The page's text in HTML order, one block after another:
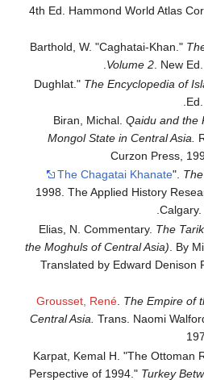
4th Ed. Hammond World Atlas
Barthold, W. "Caghatai-Khan."
Volume 2. New
The Encyclopedia of
Biran, Michal. Qaidu and the
Mongol State in Central Asia.
Curzon Press,
The Chagatai Khanate".
1998. The Applied History
Elias, N. Commentary. The
the Moghuls of Central Asia) . By
Translated by Edward Denison
Grousset, René. The Empire of
Central Asia. Trans. Naomi
Karpat, Kemal H. "The Ottoman
Perspective of 1994." Turkey